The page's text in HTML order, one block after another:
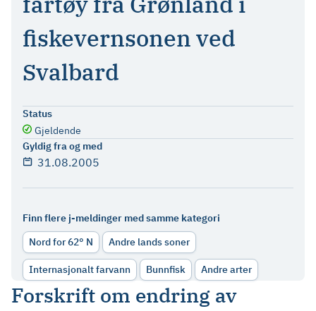
fiskevernsonen ved
Svalbard
Status
Gjeldende
Gyldig fra og med
31.08.2005
Finn flere j-meldinger med samme kategori
Nord for 62° N
Andre lands soner
Internasjonalt farvann Bunnfisk Andre arter
Forskrift om endring av